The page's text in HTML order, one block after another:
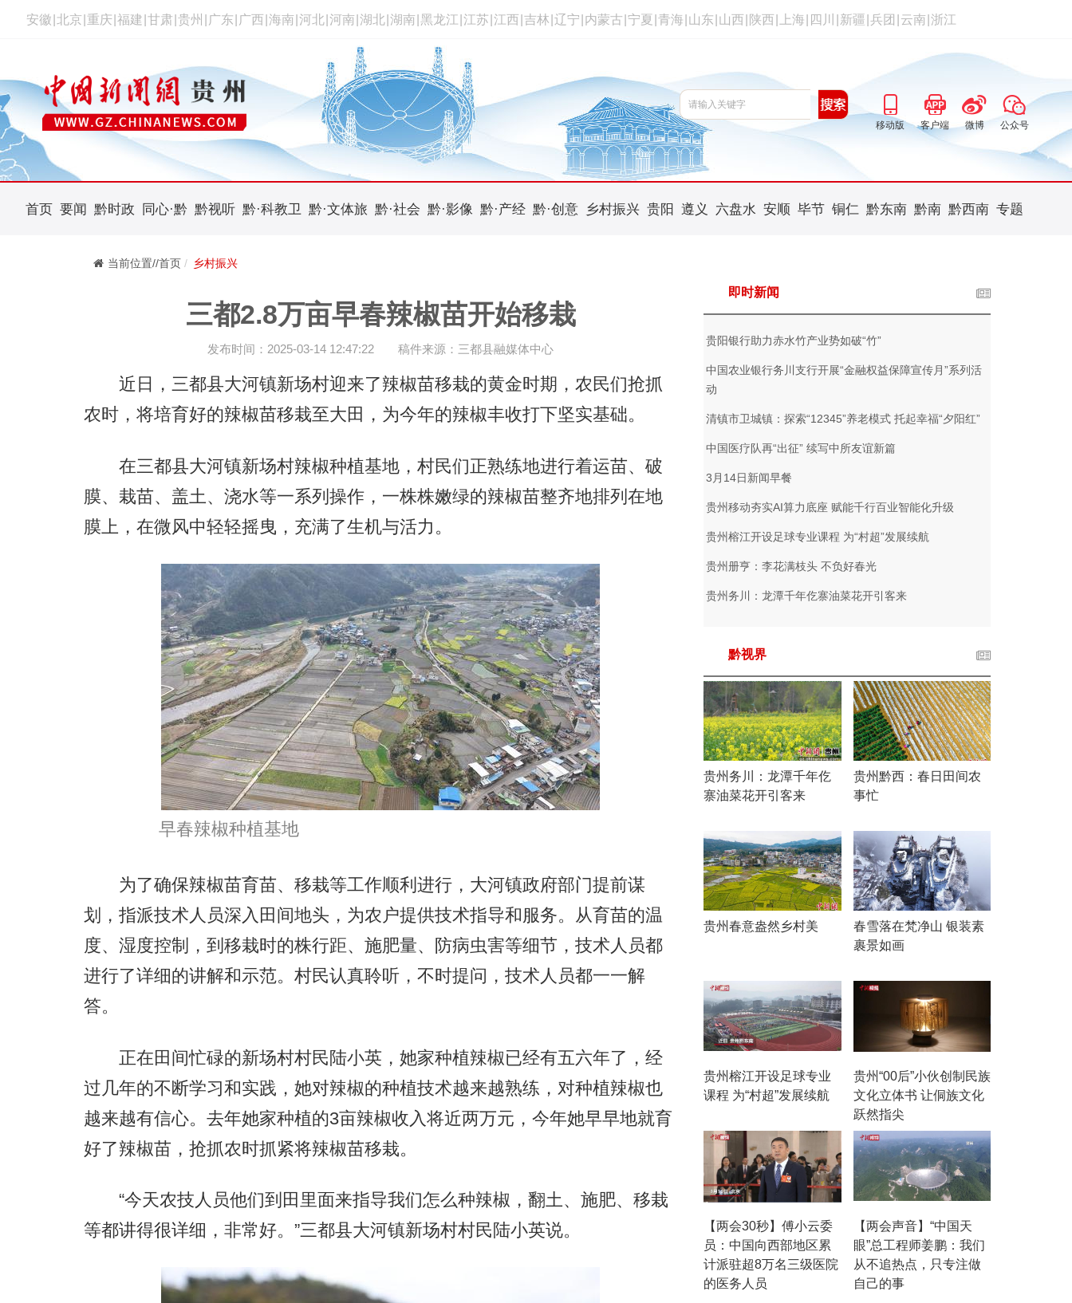
安徽 北京 重庆 福建 甘肃 贵州 广东 广西 海南 河北 河南 湖北 湖南 黑龙江 江苏 江西 吉林 辽宁 内蒙古 宁夏 青海 山东 山西 陕西 上海 四川 新疆 兵团 云南 浙江
移动版 客户端 微博 公众号
首页 要闻 黔时政 同心·黔 黔视听 黔·科教卫 黔·文体旅 黔·社会 黔·影像 黔·产经 黔·创意 乡村振兴 贵阳 遵义 六盘水 安顺 毕节 铜仁 黔东南 黔南 黔西南 专题
当前位置//首页 乡村振兴
三都2.8万亩早春辣椒苗开始移栽
发布时间：2025-03-14 12:47:22 稿件来源：三都县融媒体中心
近日，三都县大河镇新场村迎来了辣椒苗移栽的黄金时期，农民们抢抓
农时，将培育好的辣椒苗移栽至大田，为今年的辣椒丰收打下坚实基础。
在三都县大河镇新场村辣椒种植基地，村民们正熟练地进行着运苗、破
膜、栽苗、盖土、浇水等一系列操作，一株株嫩绿的辣椒苗整齐地排列在地
膜上，在微风中轻轻摇曳，充满了生机与活力。
早春辣椒种植基地
为了确保辣椒苗育苗、移栽等工作顺利进行，大河镇政府部门提前谋
划，指派技术人员深入田间地头，为农户提供技术指导和服务。从育苗的温
度、湿度控制，到移栽时的株行距、施肥量、防病虫害等细节，技术人员都
进行了详细的讲解和示范。村民认真聆听，不时提问，技术人员都一一解
答。
正在田间忙碌的新场村村民陆小英，她家种植辣椒已经有五六年了，经
过几年的不断学习和实践，她对辣椒的种植技术越来越熟练，对种植辣椒也
越来越有信心。去年她家种植的3亩辣椒收入将近两万元，今年她早早地就育
好了辣椒苗，抢抓农时抓紧将辣椒苗移栽。
“今天农技人员他们到田里面来指导我们怎么种辣椒，翻土、施肥、移栽
等都讲得很详细，非常好。”三都县大河镇新场村村民陆小英说。
即时新闻
贵阳银行助力赤水竹产业势如破“竹”
中国农业银行务川支行开展“金融权益保障宣传月”系列活
动
清镇市卫城镇：探索“12345”养老模式 托起幸福“夕阳红”
中国医疗队再“出征” 续写中所友谊新篇
3月14日新闻早餐
贵州移动夯实AI算力底座 赋能千行百业智能化升级
贵州榕江开设足球专业课程 为“村超”发展续航
贵州册亨：李花满枝头 不负好春光
贵州务川：龙潭千年仡寨油菜花开引客来
黔视界
贵州务川：龙潭千年仡
寨油菜花开引客来
贵州黔西：春日田间农
事忙
贵州春意盎然乡村美
春雪落在梵净山 银装素
裹景如画
贵州榕江开设足球专业
课程 为“村超”发展续航
贵州“00后”小伙创制民族
文化立体书 让侗族文化
跃然指尖
【两会30秒】傅小云委
员：中国向西部地区累
计派驻超8万名三级医院
的医务人员
【两会声音】“中国天
眼”总工程师姜鹏：我们
从不追热点，只专注做
自己的事